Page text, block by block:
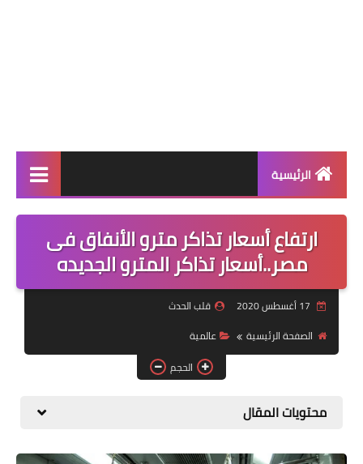
الرئيسية
عالمية
فن
مسلسلات
صحة وجمال
المطبخ
اقتصاد
ارتفاع أسعار تذاكر مترو الأنفاق فى
مصر..أسعار تذاكر المترو الجديده
قلب الحدث
الصفحة الرئيسية
عالمية
الحجم
محتويات المقال